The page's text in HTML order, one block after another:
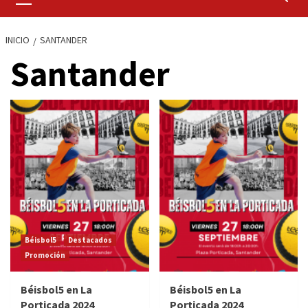
INICIO SANTANDER
Santander
Béisbol5
Destacados
Promoción
Béisbol5 en La
Porticada 2024
Béisbol5 en La
Porticada 2024